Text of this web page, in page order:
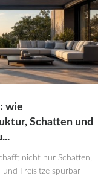
wie
Schatten und
nicht nur Schatten,
und Freisitze spürbar